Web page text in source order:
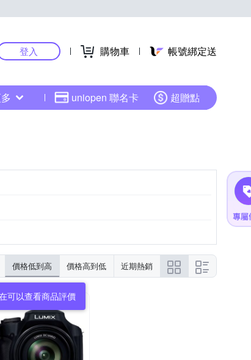
登入 購物車 帳號綁定送
uniopen 聯名卡 超贈點
價格低到高 價格高到低 近期熱銷
可以查看商品評價